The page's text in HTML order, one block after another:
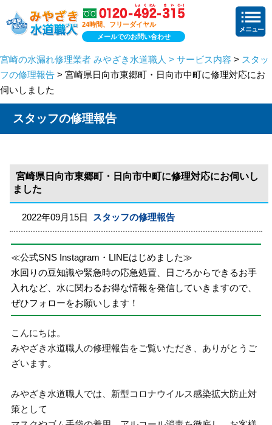
24時間、フリーダイヤル
メールでのお問い合わせ
宮崎の水漏れ修理業者 みやざき水道職人 > サービス内容 > スタッ
フの修理報告 > 宮崎県日向市東郷町・日向市中町に修理対応にお
伺いしました
スタッフの修理報告
宮崎県日向市東郷町・日向市中町に修理対応にお伺いし
ました
2022年09月15日 スタッフの修理報告
≪公式SNS Instagram・LINEはじめました≫
水回りの豆知識や緊急時の応急処置、日ごろからできるお手
入れなど、水に関わるお得な情報を発信していきますので、
ぜひフォローをお願いします！
こんにちは。
みやざき水道職人の修理報告をご覧いただき、ありがとうご
ざいます。
みやざき水道職人では、新型コロナウイルス感染拡大防止対
策として